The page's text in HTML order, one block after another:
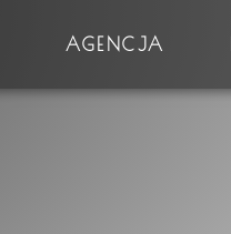
AGENCJA